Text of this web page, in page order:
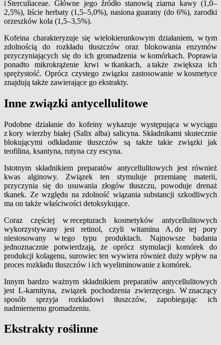
i Sterculiaceae. Główne jego źródło stanowią ziarna kawy (1,0–
2,5%), liście herbaty (1,5–5,0%), nasiona guarany (do 6%), zarodki
orzeszków kola (1,5–3,5%).
Kofeina charakteryzuje się wielokierunkowym działaniem, w tym
zdolnością do rozkładu tłuszczów oraz blokowania enzymów
przyczyniających się do ich gromadzenia w komórkach. Poprawia
ponadto mikrokrążenie krwi w tkankach, a także zwiększa ich
sprężystość. Oprócz czystego związku zastosowanie w kosmetyce
znajdują także zawierające go ekstrakty.
Inne związki antycellulitowe
Podobne działanie do kofeiny wykazuje występująca w wyciągu
z kory wierzby białej (Salix alba) salicyna. Składnikami skutecznie
blokującymi odkładanie tłuszczów są także takie związki jak
teofilina, ksantyna, rutyna czy escyna.
Istotnym składnikiem preparatów antycellulitowych jest również
kwas alginowy. Związek ten stymuluje przemianę materii,
przyczynia się do usuwania złogów tłuszczu, powoduje drenaż
tkanek. Ze względu na zdolność wiązania substancji szkodliwych
ma on także właściwości detoksykujące.
Coraz częściej w recepturach kosmetyków antycellulitowych
wykorzystywany jest retinol, czyli witamina A, do tej pory
niestosowany w tego typu produktach. Najnowsze badania
jednoznacznie potwierdzają, że oprócz stymulacji komórek do
produkcji kolagenu, surowiec ten wywiera również duży wpływ na
proces rozkładu tłuszczów i ich wyeliminowanie z komórek.
Innym bardzo ważnym składnikiem preparatów antycellulitowych
jest L-karnityna, związek pochodzenia zwierzęcego. W znaczący
sposób sprzyja rozkładowi tłuszczów, zapobiegając ich
nadmiernemu gromadzeniu.
Ekstrakty roślinne